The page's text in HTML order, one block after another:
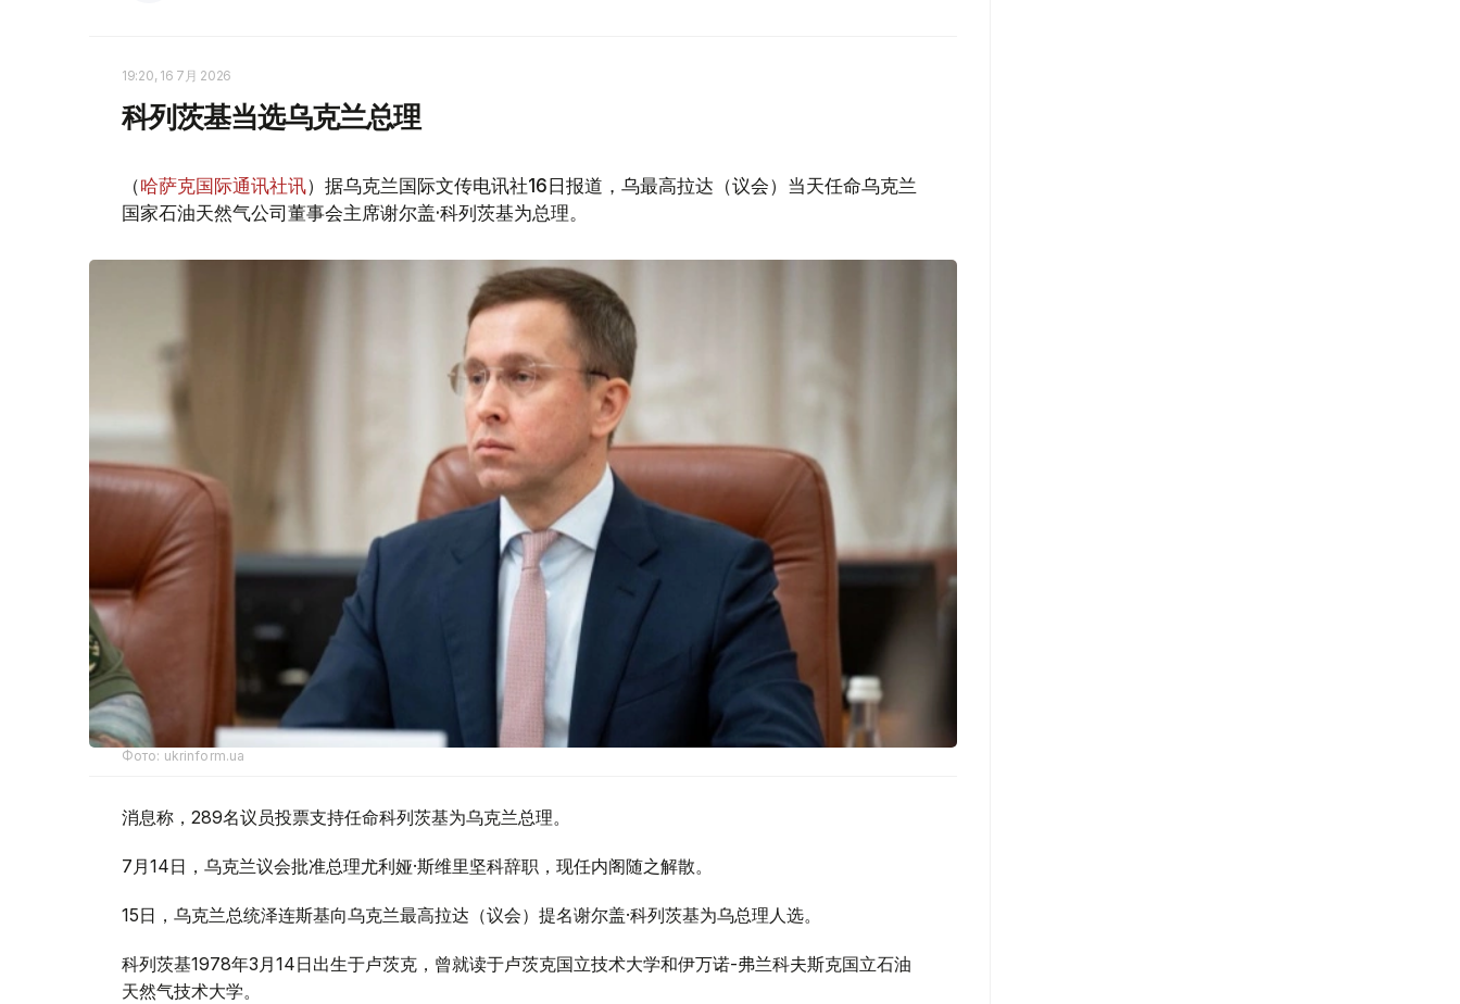
19:20, 16 7月 2026
科列茨基当选乌克兰总理
（哈萨克国际通讯社讯）据乌克兰国际文传电讯社16日报道，乌最高拉达（议会）当天任命乌克兰
国家石油天然气公司董事会主席谢尔盖·科列茨基为总理。
Фото: ukrinform.ua
消息称，289名议员投票支持任命科列茨基为乌克兰总理。
7月14日，乌克兰议会批准总理尤利娅·斯维里坚科辞职，现任内阁随之解散。
15日，乌克兰总统泽连斯基向乌克兰最高拉达（议会）提名谢尔盖·科列茨基为乌总理人选。
科列茨基1978年3月14日出生于卢茨克，曾就读于卢茨克国立技术大学和伊万诺-弗兰科夫斯克国立石油
天然气技术大学。